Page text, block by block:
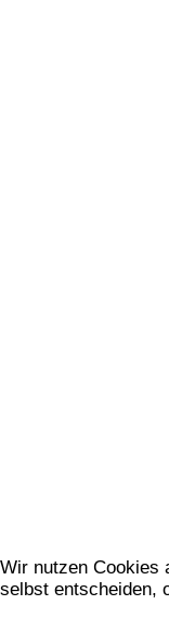
Wir nutzen Cookies
selbst entscheiden,